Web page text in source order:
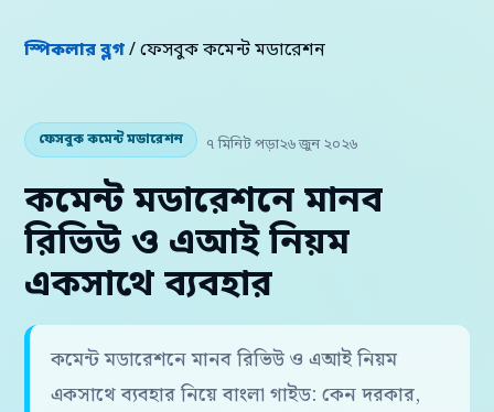
স্পিকলার ব্লগ/ ফেসবুক কমেন্ট মডারেশন
ফেসবুক কমেন্ট মডারেশন ৭ মিনিট পড়া২৬ জুন ২০২৬
কমেন্ট মডারেশনে মানব
রিভিউ ও এআই নিয়ম
একসাথে ব্যবহার
কমেন্ট মডারেশনে মানব রিভিউ ও এআই নিয়ম
একসাথে ব্যবহার নিয়ে বাংলা গাইড: কেন দরকার,